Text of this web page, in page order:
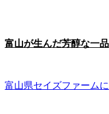
富山が生んだ芳醇な一品
富山県セイズファーム